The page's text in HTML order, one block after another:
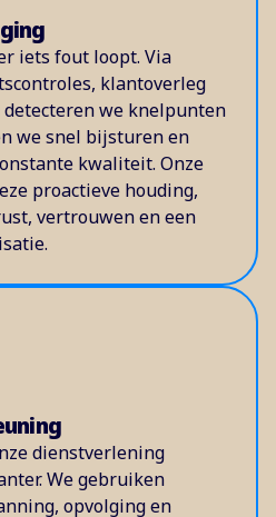
iets fout loopt. Via
klantoverleg
we knelpunten
we snel bijsturen en
kwaliteit. Onze
proactieve houding,
vertrouwen en een
dienstverlening
We gebruiken
opvolging en